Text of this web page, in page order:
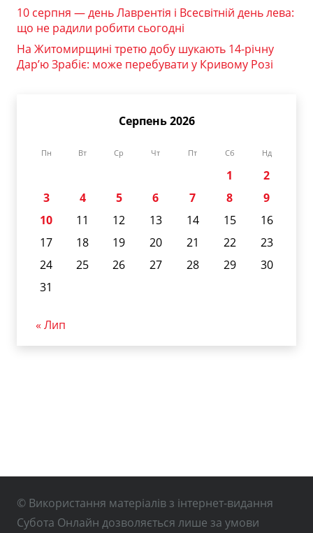
10 серпня — день Лаврентія і Всесвітній день лева:
що не радили робити сьогодні
На Житомирщині третю добу шукають 14-річну
Дар’ю Зрабіє: може перебувати у Кривому Розі
Серпень 2026
Пн Вт Ср Чт Пт Сб Нд
1
2
3
4 5 6 7 8
9
10
11 12 13 14 15
16
17
18 19 20 21 22
23
24
25 26 27 28 29
30
31
« Лип
© Використання матеріалів з інтернет-видання
Субота Онлайн дозволяється лише за умови